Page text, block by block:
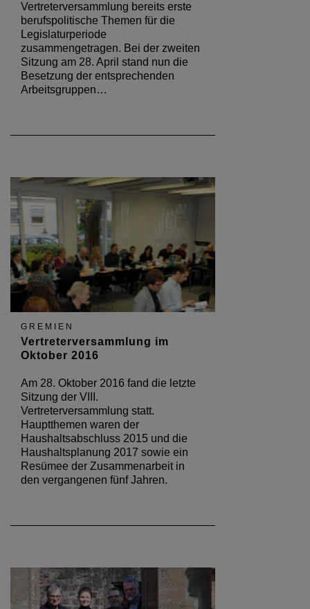
Vertreterversammlung bereits erste
berufspolitische Themen für die
Legislaturperiode
zusammengetragen. Bei der zweiten
Sitzung am 28. April stand nun die
Besetzung der entsprechenden
Arbeitsgruppen…
GREMIEN
Vertreterversammlung im
Oktober 2016
Am 28. Oktober 2016 fand die letzte
Sitzung der VIII.
Vertreterversammlung statt.
Hauptthemen waren der
Haushaltsabschluss 2015 und die
Haushaltsplanung 2017 sowie ein
Resümee der Zusammenarbeit in
den vergangenen fünf Jahren.